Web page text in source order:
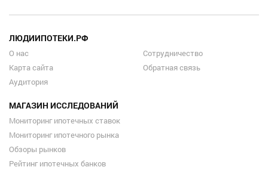
ЛЮДИИПОТЕКИ.РФ
О нас
Карта сайта
Аудитория
Сотрудничество
Обратная связь
МАГАЗИН ИССЛЕДОВАНИЙ
Мониторинг ипотечных ставок
Мониторинг ипотечного рынка
Обзоры рынков
Рейтинг ипотечных банков